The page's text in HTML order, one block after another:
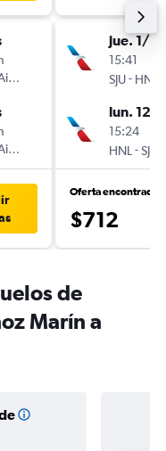
jue. 1/10
15:41
SJU- HNL
lun. 12/
15:24
HNL -SJU
Oferta encontrada
$712
de
Marín a